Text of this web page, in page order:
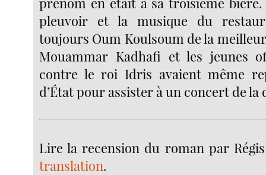
pleuvoir et la musique du
toujours Oum Koulsoum de la
Mouammar Kadhafi et les jeunes
contre le roi Idris avaient même
d’État pour assister à un concert de la
Lire la recension du roman par
translation.